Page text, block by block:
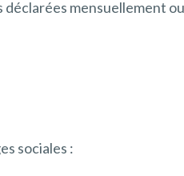
déclarées mensuellement
sociales :